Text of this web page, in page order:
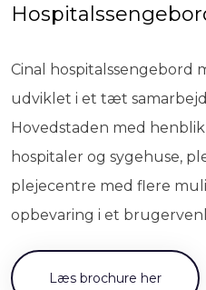
​Cinal hospitalssengebord
udviklet i et tæt
Hovedstaden med
hospitaler og sygehuse,
plejecentre med flere
opbevaring i et
Læs ​brochure her